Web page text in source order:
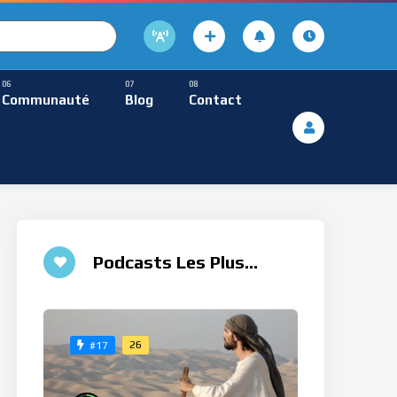
Lecture
Communauté Blog Contact
Méditative
Podcasts Les Plus
#17 26